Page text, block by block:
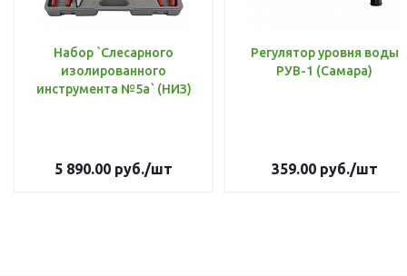
Набор `Слесарного
изолированного
инструмента №5а` (НИЗ)
5 890.00 руб./шт
Регулятор уровня воды
РУВ-1 (Самара)
359.00руб./шт